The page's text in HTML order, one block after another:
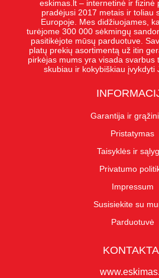
eskimas.lt – internetinė ir fizinė
pradėjusi 2017 metais ir toliau
Europoje. Mes didžiuojames,
turėjome 300 000 sėkmingų
pasitikėjote mūsų parduotuve.
platų prekių asortimentą už itin
pirkėjas mums yra visada svarbus
skubiau ir kokybiškiau įvykdyti
Garantija ir
Pristatymas
Taisyklės ir
Privatumo
Impressum
Susisiekite su
Parduotuvė